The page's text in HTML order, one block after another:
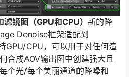
镜图（GPU和CPU） 新的降
Denoise框架适配到
GPU/CPU，可以用于对任何渲
合成AOV输出图中创建强大且
个光/每个美丽通道的降噪和